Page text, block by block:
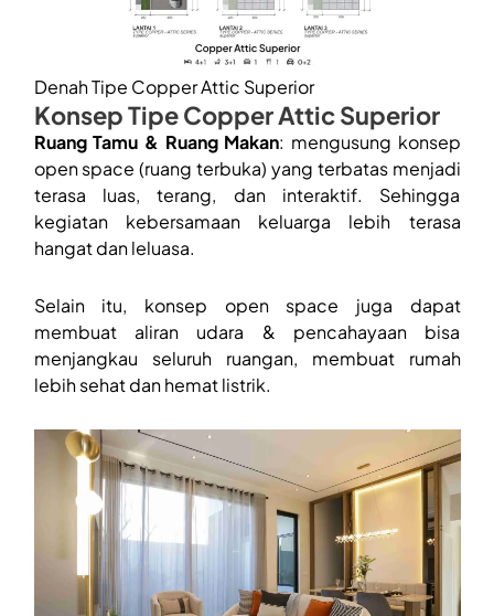
Denah Tipe Copper Attic Superior
Konsep Tipe Copper Attic Superior
Ruang Tamu & Ruang Makan: mengusung konsep
open space (ruang terbuka) yang terbatas menjadi
terasa luas, terang, dan interaktif. Sehingga
kegiatan kebersamaan keluarga lebih terasa
hangat dan leluasa.
Selain itu, konsep open space juga dapat
membuat aliran udara & pencahayaan bisa
menjangkau seluruh ruangan, membuat rumah
lebih sehat dan hemat listrik.